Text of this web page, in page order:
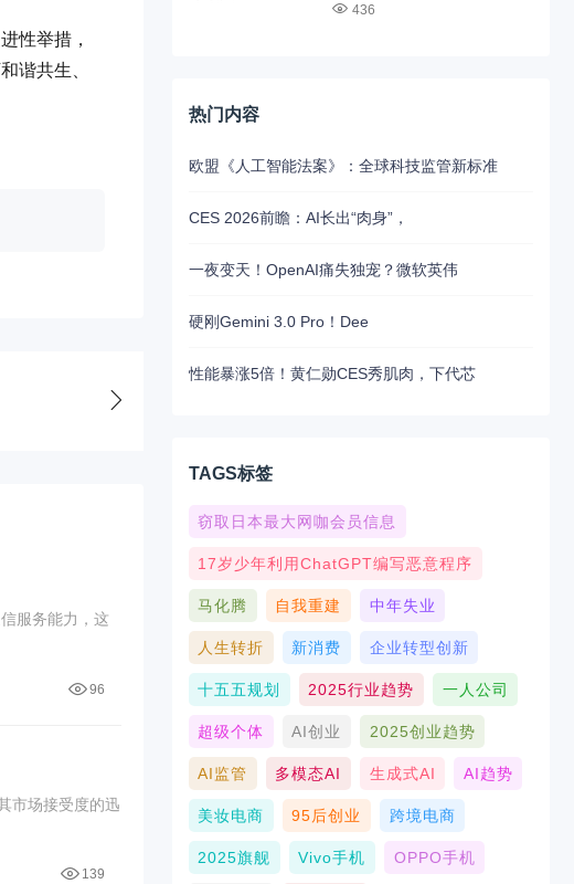
性举措，
谐共生、
服务能力，这
96
市场接受度的迅
139
436
热门内容
欧盟《人工智能法案》：全球科技监管新标准
CES 2026前瞻：AI长出“肉身”，
一夜变天！OpenAI痛失独宠？微软英伟
硬刚Gemini 3.0 Pro！Dee
性能暴涨5倍！黄仁勋CES秀肌肉，下代芯
TAGS标签
窃取日本最大网咖会员信息
17岁少年利用ChatGPT编写恶意程序
马化腾 自我重建 中年失业
人生转折 新消费 企业转型创新
十五五规划 2025行业趋势 一人公司
超级个体 AI创业 2025创业趋势
AI监管 多模态AI 生成式AI AI趋势
美妆电商 95后创业 跨境电商
2025旗舰 Vivo手机 OPPO手机